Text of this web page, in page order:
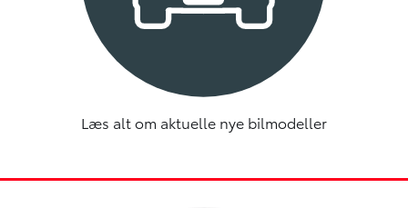
Læs alt om aktuelle nye bilmodeller